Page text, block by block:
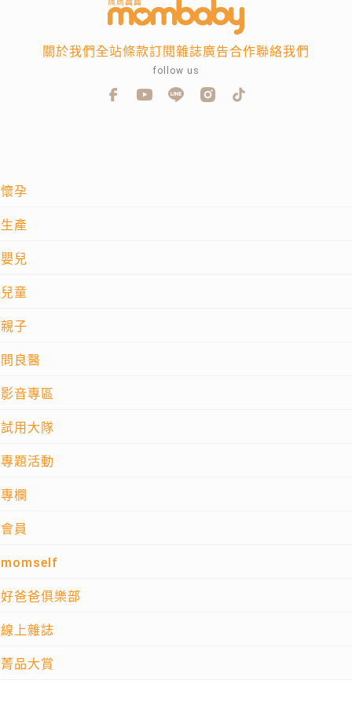
懷孕
生產
嬰兒
兒童
親子
問良醫
影音專區
試用大隊
專題活動
專欄
會員
momself
好爸爸俱樂部
線上雜誌
菁品大賞
關於我們全站條款訂閱雜誌廣告合作聯絡我們
follow us